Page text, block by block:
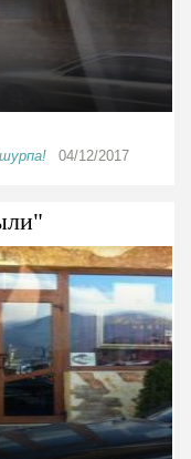
04/12/2017